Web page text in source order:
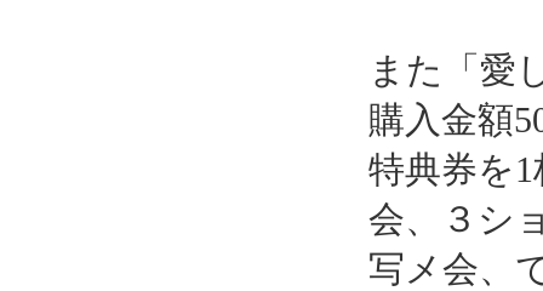
また「愛
購入金額
特典券を
会、３シ
写メ会、